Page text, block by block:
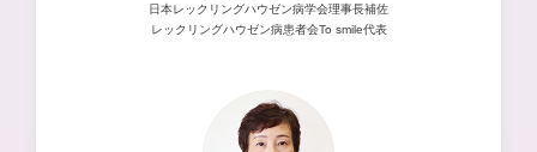
日本レックリングハウゼン病学会理事長補佐
レックリングハウゼン病患者会To smile代表